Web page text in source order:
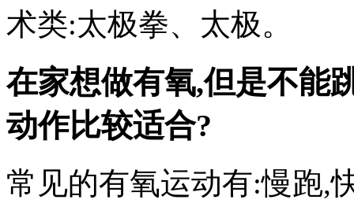
术类:太极拳、太极。
在家想做有氧,但是不能
动作比较适合?
常见的有氧运动有:慢跑,